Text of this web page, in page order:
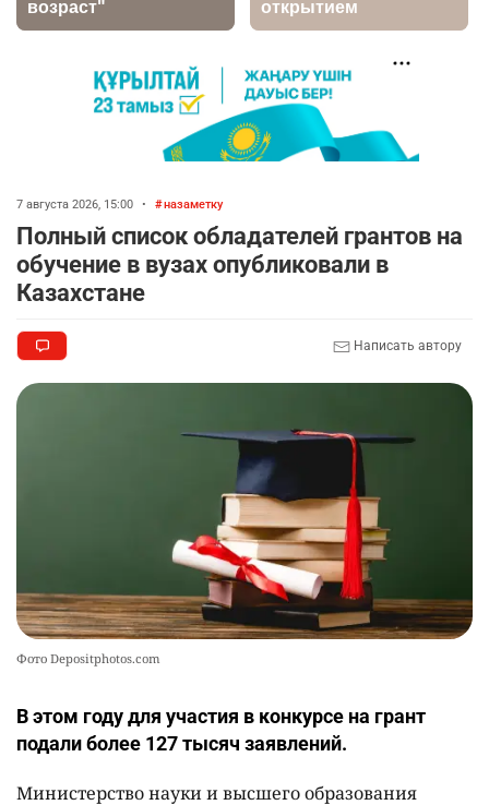
🚗 Казахстанцев убедили оформить
автокредиты за вознаграждение
2704 0 11
9
🏇 В Астане наказали мужчину, который ездил
верхом на лошади
10
7 августа 2026, 15:00 • назаметку
Полный список обладателей грантов на
обучение в вузах опубликовали в
Казахстане
Написать автору
Фото Depositphotos.com
В этом году для участия в конкурсе на грант
подали более 127 тысяч заявлений.
Министерство науки и высшего образования